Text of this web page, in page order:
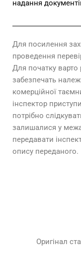
надання
Для посилення
проведення
Для початку варто
забезпечать
комерційної
інспектор
потрібно
залишалися у
передавати
опису переданого.
Оригінал